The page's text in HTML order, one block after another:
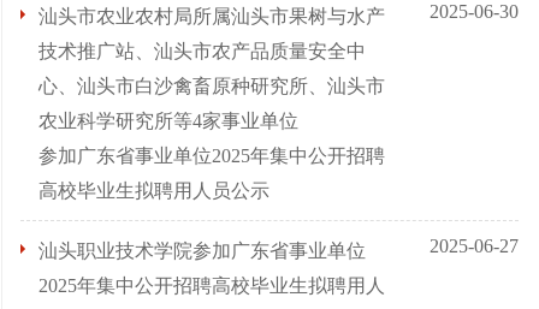
汕头市农业农村局所属汕头市果树与水产
技术推广站、汕头市农产品质量安全中
心、汕头市白沙禽畜原种研究所、汕头市
农业科学研究所等4家事业单位
参加广东省事业单位2025年集中公开招聘
高校毕业生拟聘用人员公示
2025-06-30
汕头职业技术学院参加广东省事业单位
2025年集中公开招聘高校毕业生拟聘用人
2025-06-27